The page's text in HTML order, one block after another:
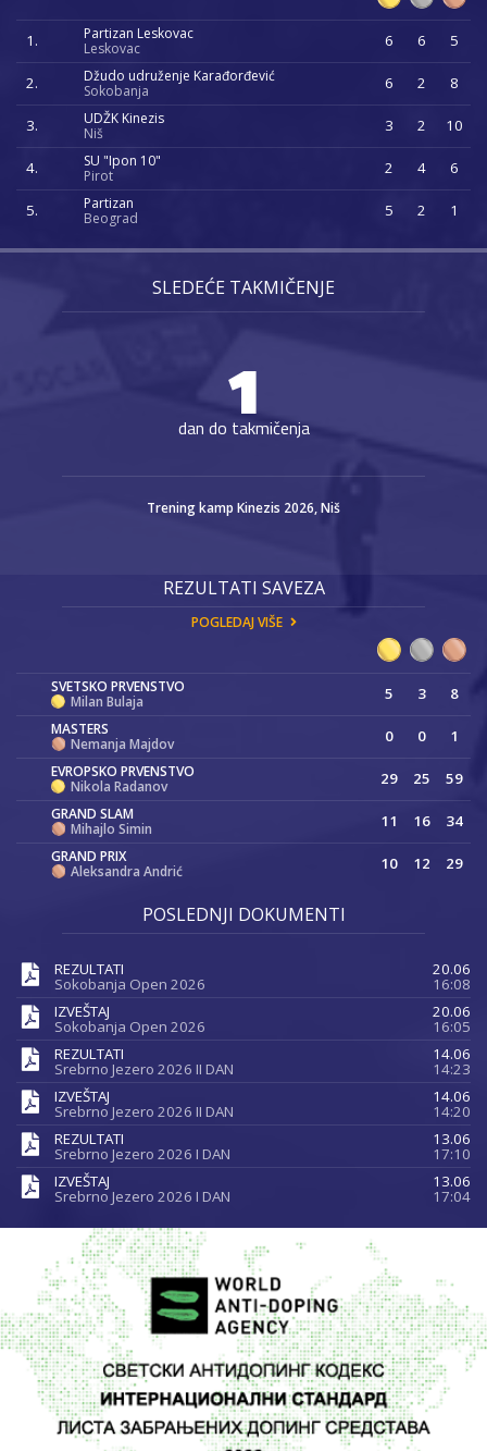
1.
Partizan Leskovac
Leskovac
6 6 5
2.
Džudo udruženje Karađorđević
Sokobanja
6 2 8
3.
UDŽK Kinezis
Niš
3 2 10
4.
SU "Ipon 10"
Pirot
2 4 6
5.
Partizan
Beograd
5 2 1
SLEDEĆE TAKMIČENJE
1
dan do takmičenja
Trening kamp Kinezis 2026, Niš
REZULTATI SAVEZA
POGLEDAJ VIŠE
SVETSKO PRVENSTVO
Milan Bulaja
5 3 8
MASTERS
Nemanja Majdov
0 0 1
EVROPSKO PRVENSTVO
Nikola Radanov
29 25 59
GRAND SLAM
Mihajlo Simin
11 16 34
GRAND PRIX
Aleksandra Andrić
10 12 29
POSLEDNJI DOKUMENTI
REZULTATI
Sokobanja Open 2026
20.06
16:08
IZVEŠTAJ
Sokobanja Open 2026
20.06
16:05
REZULTATI
Srebrno Jezero 2026 II DAN
14.06
14:23
IZVEŠTAJ
Srebrno Jezero 2026 II DAN
14.06
14:20
REZULTATI
Srebrno Jezero 2026 I DAN
13.06
17:10
IZVEŠTAJ
Srebrno Jezero 2026 I DAN
13.06
17:04